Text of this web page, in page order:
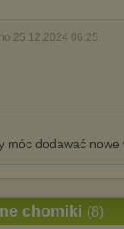
25.12.2024 06:25
móc dodawać nowe
chomiki (8)